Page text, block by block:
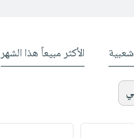
شعبية الأكثر مبيعاً هذا الشهر